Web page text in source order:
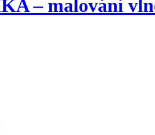
– malování